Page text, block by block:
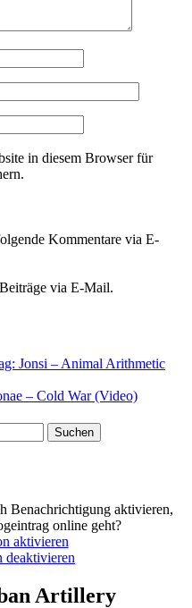
in diesem Browser für
Kommentare via E-
via E-Mail.
Jonsi – Animal Arithmetic
– Cold War (Video)
Benachrichtigung aktivieren,
online geht?
aktivieren
deaktivieren
Artillery